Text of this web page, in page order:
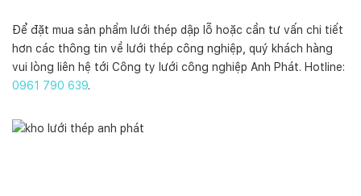
Để đặt mua sản phẩm lưới thép dập lỗ hoặc cần tư vấn chi tiết
hơn các thông tin về lưới thép công nghiệp, quý khách hàng
vui lòng liên hệ tới Công ty lưới công nghiệp Anh Phát. Hotline:
0961 790 639.